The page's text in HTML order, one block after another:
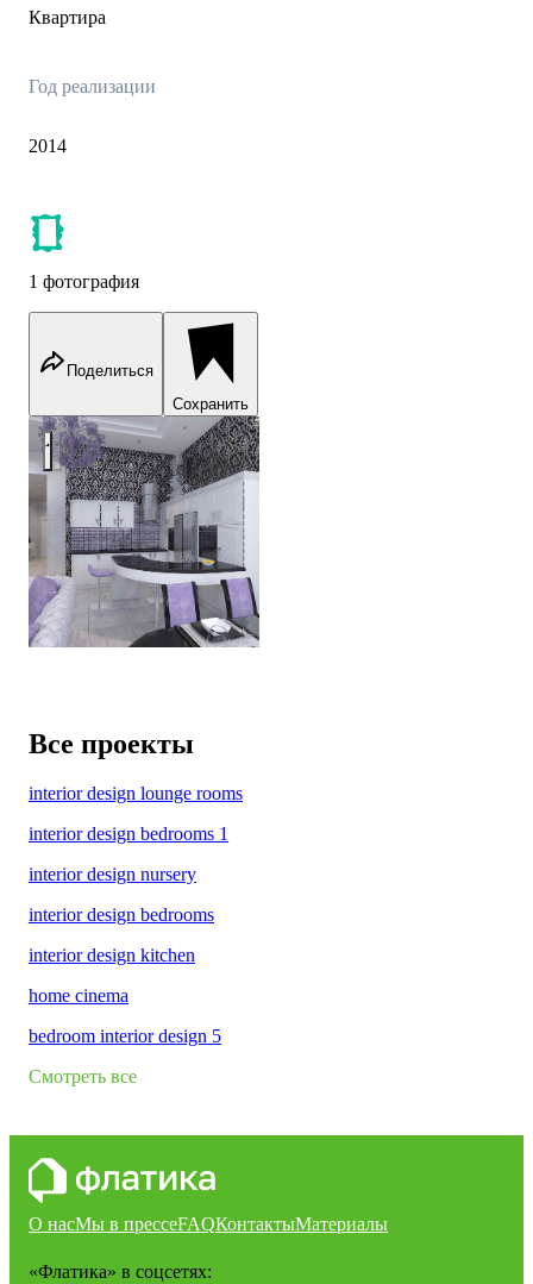
Квартира
Год реализации
2014
1 фотография
Поделиться
Сохранить
kitchen Interior Design
Все проекты
interior design lounge rooms
interior design bedrooms 1
interior design nursery
interior design bedrooms
interior design kitchen
home cinema
bedroom interior design 5
Смотреть все
О насМы в прессеFAQКонтактыМатериалы
«Флатика» в соцсетях: